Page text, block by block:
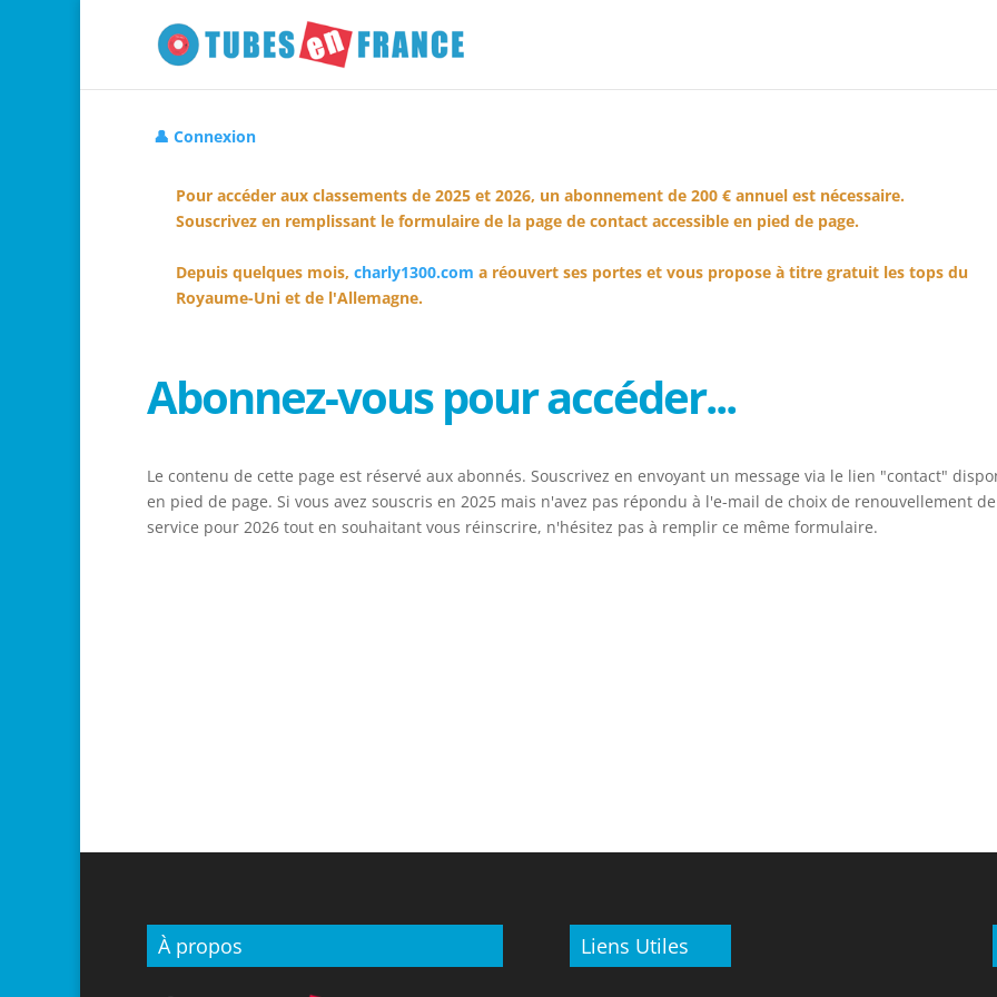
👤 Connexion
Pour accéder aux classements de 2025 et 2026, un abonnement de 200 € annuel est nécessaire.
Souscrivez en remplissant le formulaire de la page de contact accessible en pied de page.
Depuis quelques mois, charly1300.com a réouvert ses portes et vous propose à titre gratuit les tops du
Royaume-Uni et de l'Allemagne.
Abonnez-vous pour accéder...
Le contenu de cette page est réservé aux abonnés. Souscrivez en envoyant un message via le lien "contact"
en pied de page. Si vous avez souscris en 2025 mais n'avez pas répondu à l'e-mail de choix de renouvellement de
service pour 2026 tout en souhaitant vous réinscrire, n'hésitez pas à remplir ce même formulaire.
À propos Liens Utiles